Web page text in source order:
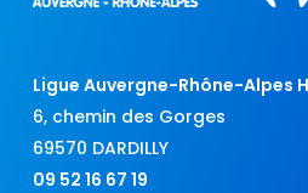
Ligue Auvergne-Rhône-Alpes
6, chemin des Gorges
69570 DARDILLY
09 52 16 67 19